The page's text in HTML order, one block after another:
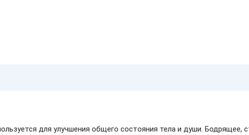
для улучшения общего состояния тела и души.